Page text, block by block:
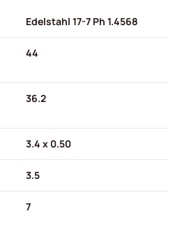
Edelstahl 17-7 Ph 1.4568
44
36.2
3.4 x 0.50
3.5
7